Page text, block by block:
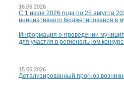
16.06.2026
С 1 июля 2026 года по 25 августа
инициативного бюджетирования в
Информация о проведении
для участия в региональном
15.06.2026
Детализированный прогноз